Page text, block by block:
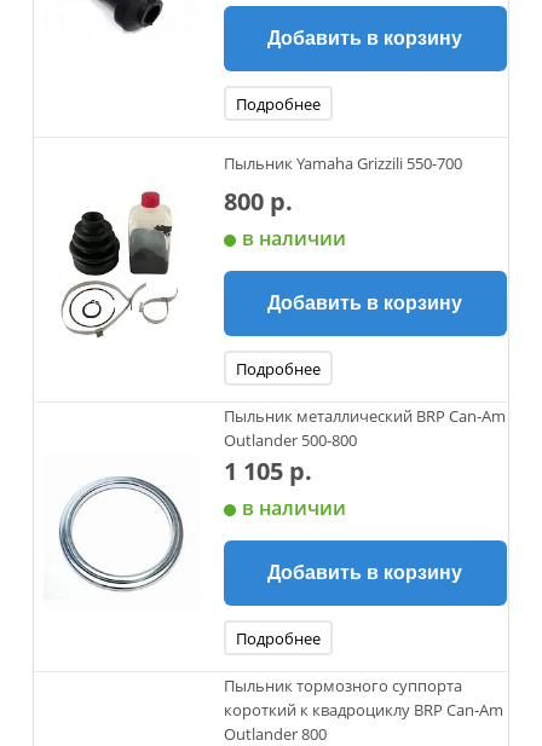
Добавить в корзину
Подробнее
Пыльник Yamaha Grizzili 550-700
800 р.
в наличии
Добавить в корзину
Подробнее
Пыльник металлический BRP Can-Am
Outlander 500-800
1 105 р.
в наличии
Добавить в корзину
Подробнее
Пыльник тормозного суппорта
короткий к квадроциклу BRP Can-Am
Outlander 800